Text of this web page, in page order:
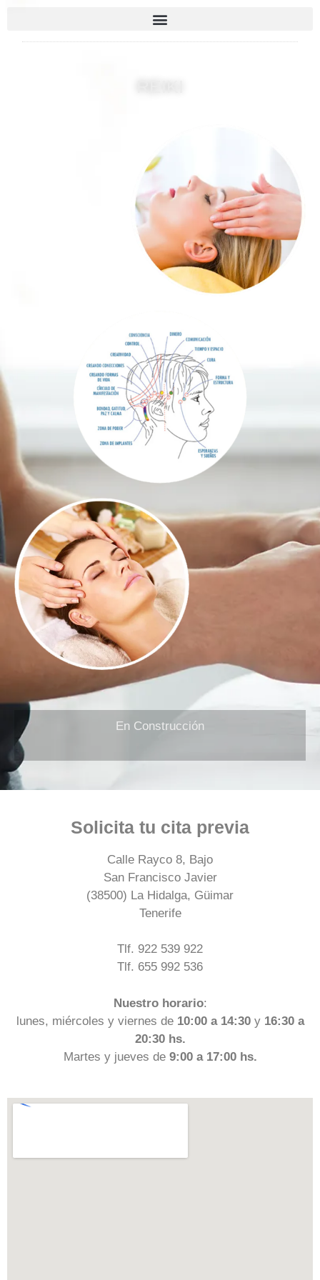
En Construcción
Solicita tu cita previa
Calle Rayco 8, Bajo
San Francisco Javier
(38500) La Hidalga, Güimar
Tenerife
Tlf. 922 539 922
Tlf. 655 992 536
Nuestro horario:
lunes, miércoles y viernes de 10:00 a 14:30y 16:30 a
20:30 hs.
Martes y jueves de 9:00 a 17:00 hs.